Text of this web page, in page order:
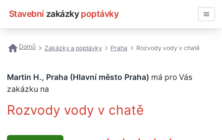
Stavební zakázky poptávky
Nejčastější vyhledávání
Registrace firmy
Domů Zakázky a poptávky Praha Rozvody vody v chatě
Martin H., Praha (Hlavní město Praha) má pro Vás
zakázku na
Rozvody vody v chatě